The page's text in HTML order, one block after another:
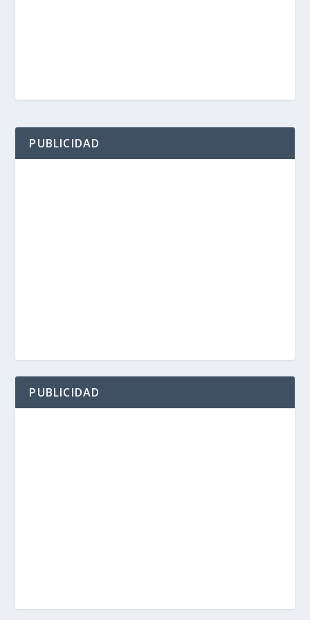
PUBLICIDAD
PUBLICIDAD